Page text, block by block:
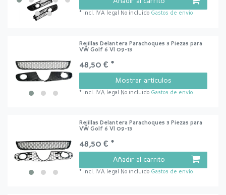
* incl. IVA legal No incluido Gastos de envío
Rejillas Delantera Parachoques 3 Piezas para
VW Golf 6 VI 09-13
48,50 € *
Mostrar artículos
* incl. IVA legal No incluido Gastos de envío
Rejillas Delantera Parachoques 3 Piezas para
VW Golf 6 VI 09-13
48,50 € *
Añadir al carrito
* incl. IVA legal No incluido Gastos de envío